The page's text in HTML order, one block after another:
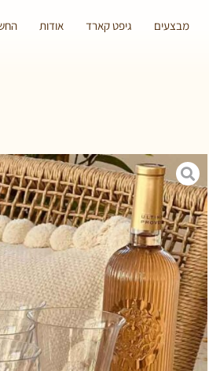
מבצעים גיפט קארד אודות